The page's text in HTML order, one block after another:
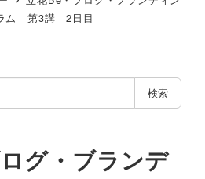
ム 第3講 2日目
検索
グ・ブランデ